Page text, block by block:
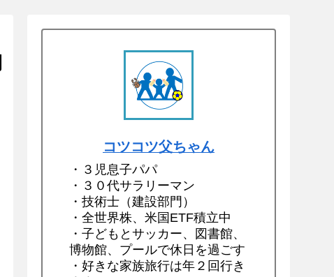
コツコツ父ちゃん
・３児息子パパ
・３０代サラリーマン
・技術士（建設部門）
・全世界株、米国ETF積立中
・子どもとサッカー、図書館、
博物館、プールで休日を過ごす
・好きな家族旅行は年２回行き